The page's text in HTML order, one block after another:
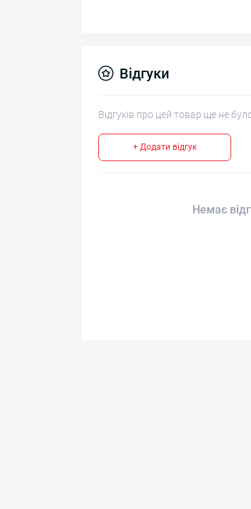
Відгуки
Відгуків про цей товар ще не
+ Додати відгук
Немає